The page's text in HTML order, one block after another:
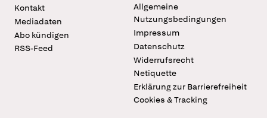
Kontakt
Mediadaten
Abo kündigen
RSS-Feed
Allgemeine
Nutzungsbedingungen
Impressum
Datenschutz
Widerrufsrecht
Netiquette
Erklärung zur Barrierefreiheit
Cookies & Tracking